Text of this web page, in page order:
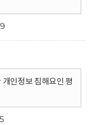
인정보 침해요인 평